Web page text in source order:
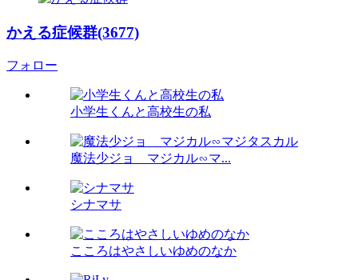
かえる症候群(3677)
フォロー
小学生くんと高校生の私
魔法少ジョ マジカル∽マ...
シナマサ
こころはやさしいゆめのなか